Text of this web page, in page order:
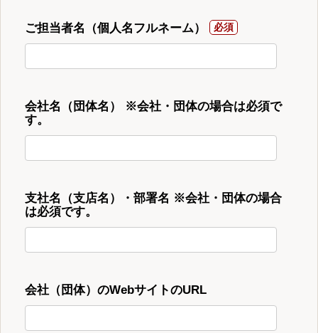
ご担当者名（個人名フルネーム）
会社名（団体名） ※会社・団体の場合は必須で
す。
支社名（支店名）・部署名 ※会社・団体の場合
は必須です。
会社（団体）のWebサイトのURL